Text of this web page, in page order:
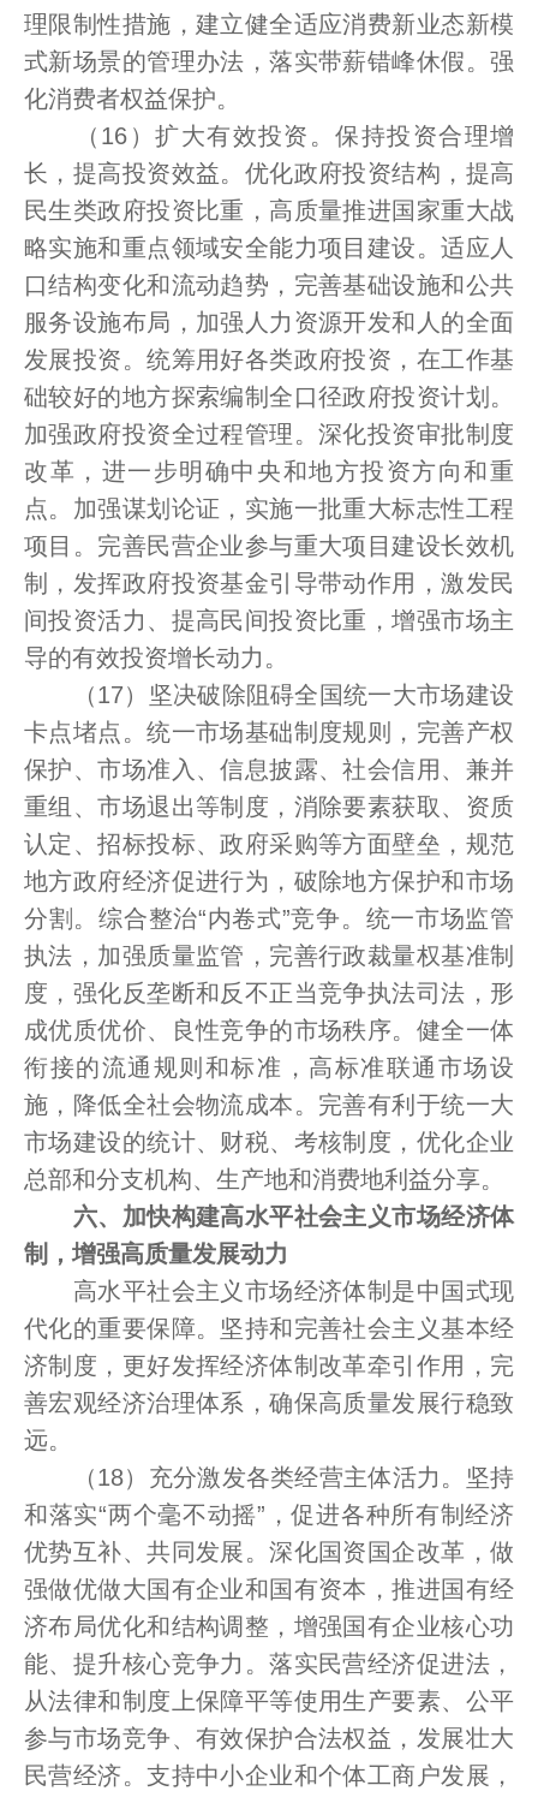
理限制性措施，建立健全适应消费新业态新模
式新场景的管理办法，落实带薪错峰休假。强
化消费者权益保护。
（16）扩大有效投资。保持投资合理增
长，提高投资效益。优化政府投资结构，提高
民生类政府投资比重，高质量推进国家重大战
略实施和重点领域安全能力项目建设。适应人
口结构变化和流动趋势，完善基础设施和公共
服务设施布局，加强人力资源开发和人的全面
发展投资。统筹用好各类政府投资，在工作基
础较好的地方探索编制全口径政府投资计划。
加强政府投资全过程管理。深化投资审批制度
改革，进一步明确中央和地方投资方向和重
点。加强谋划论证，实施一批重大标志性工程
项目。完善民营企业参与重大项目建设长效机
制，发挥政府投资基金引导带动作用，激发民
间投资活力、提高民间投资比重，增强市场主
导的有效投资增长动力。
（17）坚决破除阻碍全国统一大市场建设
卡点堵点。统一市场基础制度规则，完善产权
保护、市场准入、信息披露、社会信用、兼并
重组、市场退出等制度，消除要素获取、资质
认定、招标投标、政府采购等方面壁垒，规范
地方政府经济促进行为，破除地方保护和市场
分割。综合整治“内卷式”竞争。统一市场监管
执法，加强质量监管，完善行政裁量权基准制
度，强化反垄断和反不正当竞争执法司法，形
成优质优价、良性竞争的市场秩序。健全一体
衔接的流通规则和标准，高标准联通市场设
施，降低全社会物流成本。完善有利于统一大
市场建设的统计、财税、考核制度，优化企业
总部和分支机构、生产地和消费地利益分享。
六、加快构建高水平社会主义市场经济体
制，增强高质量发展动力
高水平社会主义市场经济体制是中国式现
代化的重要保障。坚持和完善社会主义基本经
济制度，更好发挥经济体制改革牵引作用，完
善宏观经济治理体系，确保高质量发展行稳致
远。
（18）充分激发各类经营主体活力。坚持
和落实“两个毫不动摇”，促进各种所有制经济
优势互补、共同发展。深化国资国企改革，做
强做优做大国有企业和国有资本，推进国有经
济布局优化和结构调整，增强国有企业核心功
能、提升核心竞争力。落实民营经济促进法，
从法律和制度上保障平等使用生产要素、公平
参与市场竞争、有效保护合法权益，发展壮大
民营经济。支持中小企业和个体工商户发展，